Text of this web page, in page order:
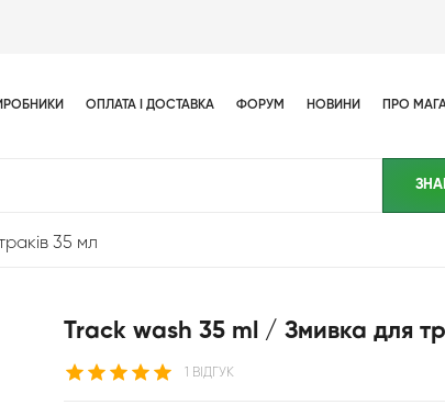
ОПЛАТА І ДОСТАВКА ФОРУМ НОВИНИ ПРО
35 мл
Track wash 35 ml / Змивка для
1 ВІДГУК